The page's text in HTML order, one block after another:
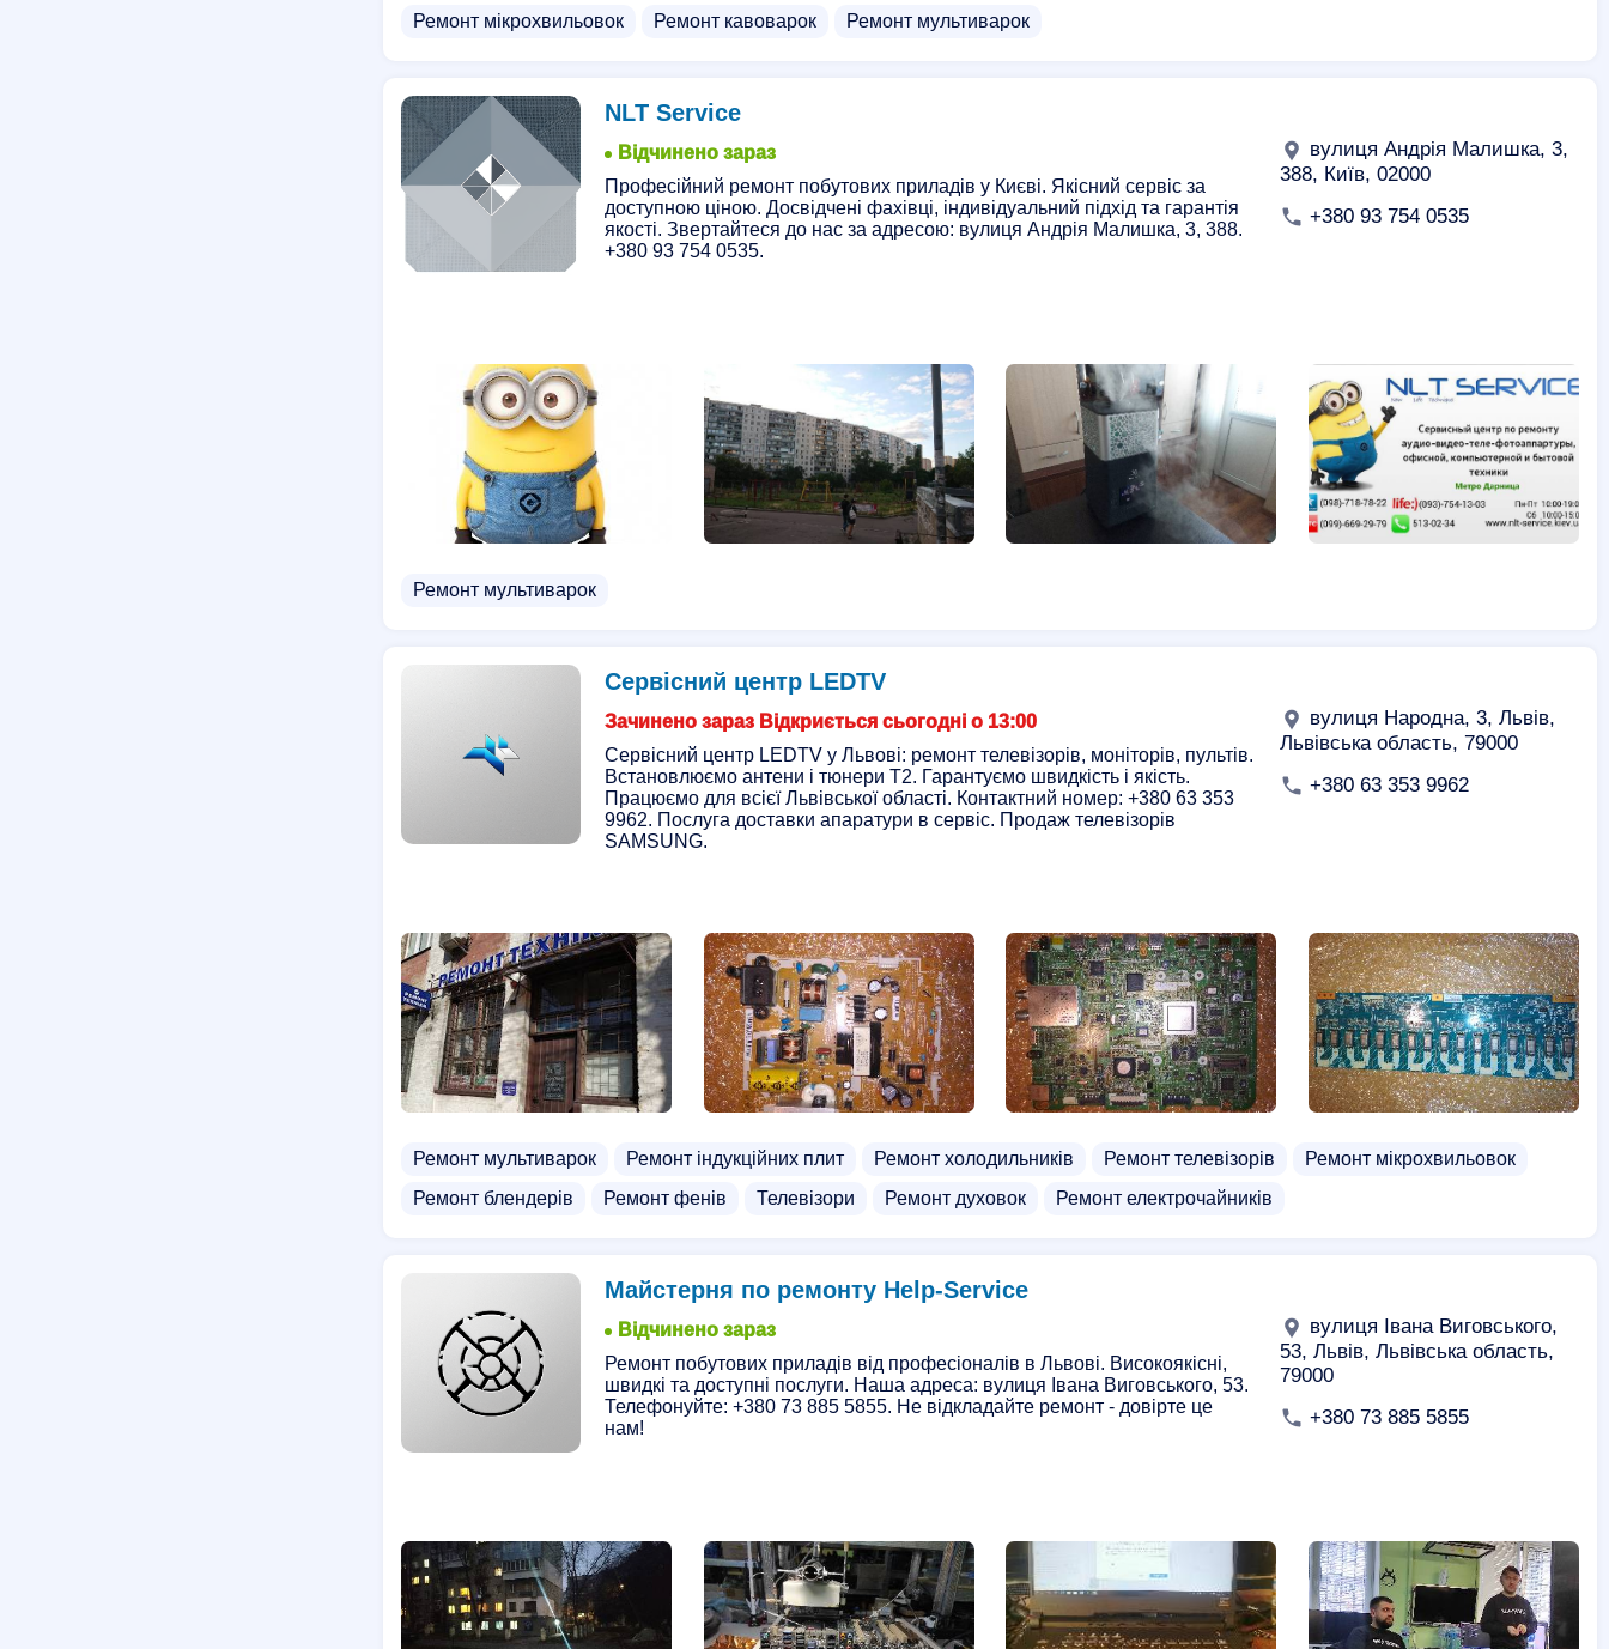
Ремонт мікрохвильовок Ремонт кавоварок Ремонт мультиварок
NLT Service
Відчинено зараз
Професійний ремонт побутових приладів у Києві. Якісний сервіс за
доступною ціною. Досвідчені фахівці, індивідуальний підхід та гарантія
якості. Звертайтеся до нас за адресою: вулиця Андрія Малишка, 3, 388.
+380 93 754 0535.
вулиця Андрія Малишка, 3,
388, Київ, 02000
+380 93 754 0535
Ремонт мультиварок
Сервісний центр LEDTV
Зачинено зараз Відкриється сьогодні о 13:00
Сервісний центр LEDTV у Львові: ремонт телевізорів, моніторів, пультів.
Встановлюємо антени і тюнери Т2. Гарантуємо швидкість і якість.
Працюємо для всієї Львівської області. Контактний номер: +380 63 353
9962. Послуга доставки апаратури в сервіс. Продаж телевізорів
SAMSUNG.
вулиця Народна, 3, Львів,
Львівська область, 79000
+380 63 353 9962
Ремонт мультиварок Ремонт індукційних плит Ремонт холодильників Ремонт телевізорів
Ремонт мікрохвильовок
Ремонт блендерів
Ремонт фенів Телевізори Ремонт духовок Ремонт електрочайників
Майстерня по ремонту Help-Service
Відчинено зараз
Ремонт побутових приладів від професіоналів в Львові. Високоякісні,
швидкі та доступні послуги. Наша адреса: вулиця Івана Виговського, 53.
Телефонуйте: +380 73 885 5855. Не відкладайте ремонт - довірте це
нам!
вулиця Івана Виговського,
53, Львів, Львівська область,
79000
+380 73 885 5855